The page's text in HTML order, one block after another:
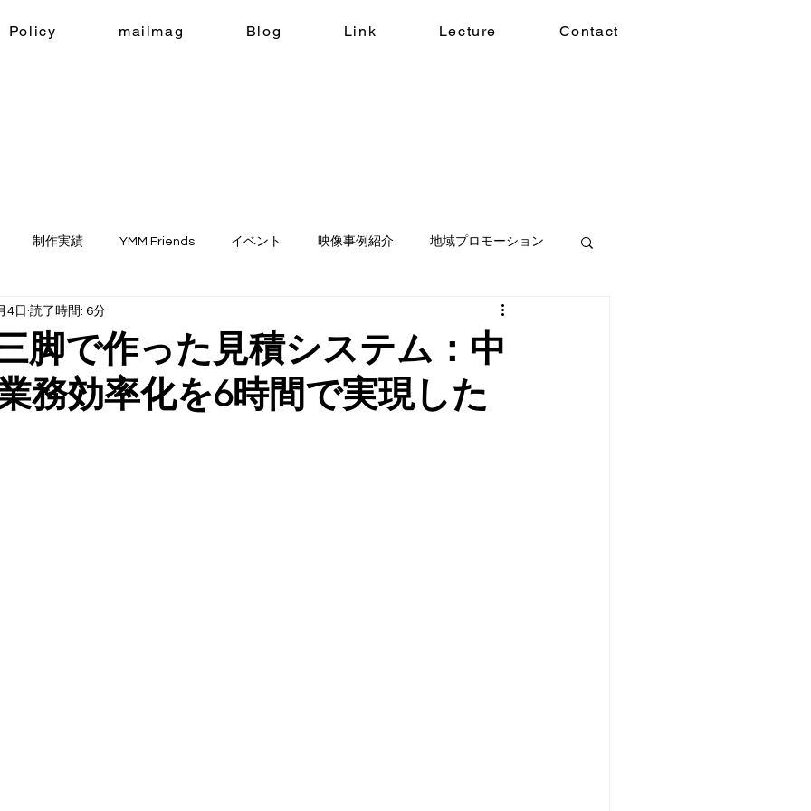
Policy mailmag Blog Link Lecture Contact
制作実績 YMM Friends イベント 映像事例紹介 地域プロモーション
生成AI
脚で作った見積システム：中
務効率化を6時間で実現した
4日 読了時間: 6分